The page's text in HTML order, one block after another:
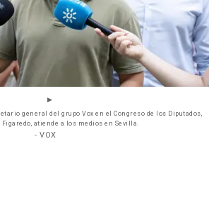
general del grupo Vox en el Congreso de los Diputados,
atiende a los medios en Sevilla.
- VOX